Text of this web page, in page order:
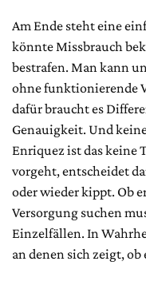
Am Ende steht eine
könnte Missbrauch
bestrafen. Man kann
ohne funktionierende
dafür braucht es
Genauigkeit. Und
Enriquez ist das keine
vorgeht, entscheidet
oder wieder kippt. Ob
Versorgung suchen
Einzelfällen. In
an denen sich zeigt, ob